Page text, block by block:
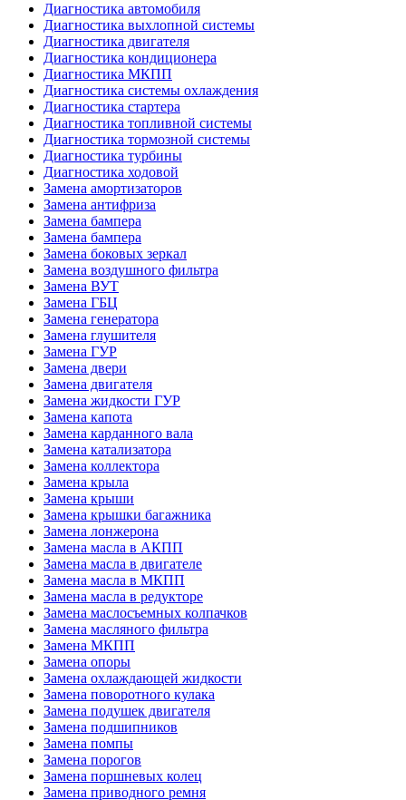
Диагностика автомобиля
Диагностика выхлопной системы
Диагностика двигателя
Диагностика кондиционера
Диагностика МКПП
Диагностика системы охлаждения
Диагностика стартера
Диагностика топливной системы
Диагностика тормозной системы
Диагностика турбины
Диагностика ходовой
Замена амортизаторов
Замена антифриза
Замена бампера
Замена бампера
Замена боковых зеркал
Замена воздушного фильтра
Замена ВУТ
Замена ГБЦ
Замена генератора
Замена глушителя
Замена ГУР
Замена двери
Замена двигателя
Замена жидкости ГУР
Замена капота
Замена карданного вала
Замена катализатора
Замена коллектора
Замена крыла
Замена крыши
Замена крышки багажника
Замена лонжерона
Замена масла в АКПП
Замена масла в двигателе
Замена масла в МКПП
Замена масла в редукторе
Замена маслосъемных колпачков
Замена масляного фильтра
Замена МКПП
Замена опоры
Замена охлаждающей жидкости
Замена поворотного кулака
Замена подушек двигателя
Замена подшипников
Замена помпы
Замена порогов
Замена поршневых колец
Замена приводного ремня